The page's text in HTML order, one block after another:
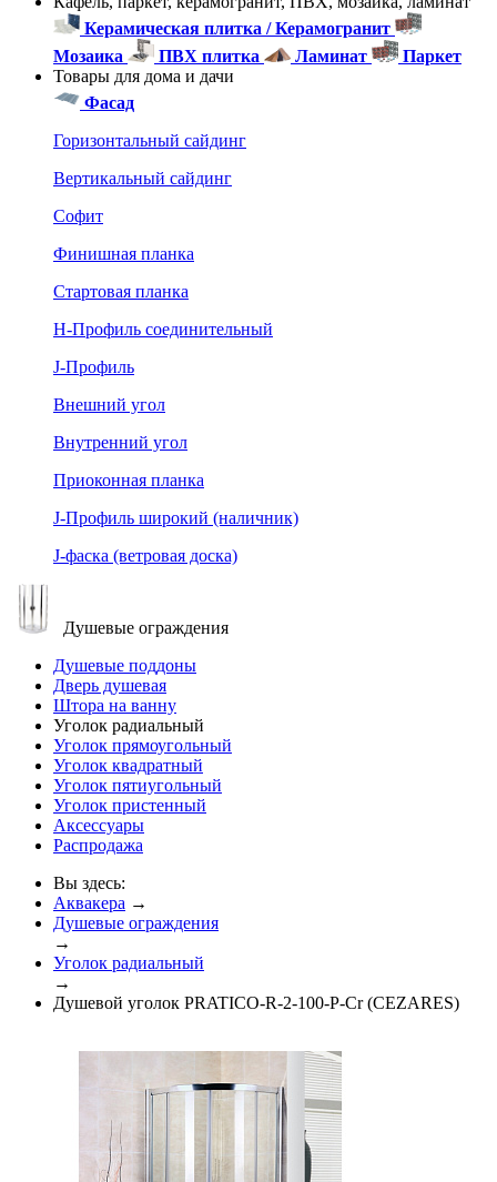
Керамическая плитка / Керамогранит
Мозаика
ПВХ плитка Ламинат
Паркет
Товары для дома и дачи
Фасад
Горизонтальный сайдинг
Вертикальный сайдинг
Софит
Финишная планка
Стартовая планка
Н-Профиль соединительный
J-Профиль
Внешний угол
Внутренний угол
Приоконная планка
J-Профиль широкий (наличник)
J-фаска (ветровая доска)
Душевые ограждения
Душевые поддоны
Дверь душевая
Штора на ванну
Уголок радиальный
Уголок прямоугольный
Уголок квадратный
Уголок пятиугольный
Уголок пристенный
Аксессуары
Распродажа
Вы здесь:
Аквакера →
Душевые ограждения
→
Уголок радиальный
→
Душевой уголок PRATICO-R-2-100-P-Cr (CEZARES)